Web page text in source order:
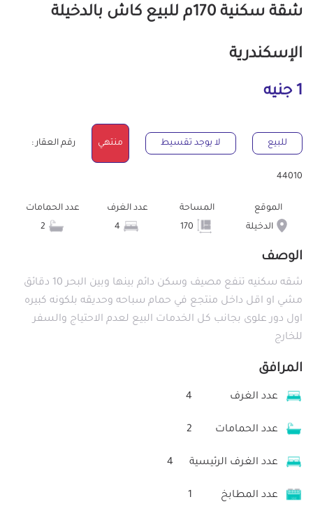
شقة سكنية 170م للبيع كاش بالدخيلة
الإسكندرية
1 جنيه
للبيع لا يوجد تقسيط منتهي رقم العقار :
44010
الموقع
الدخيلة
المساحة
عدد الغرف
عدد الحمامات
الوصف
شقه سكنيه تنفع مصيف وسكن دائم بينها وبين البحر 10 دقائق
مشي او اقل داخل منتجع في حمام سباحه وحديقه بلكونه كبيره
اول دور علوى بجانب كل الخدمات البيع لعدم الاحتياج والسفر
للخارج
المرافق
عدد الغرف 4
عدد الحمامات 2
عدد الغرف الرئيسية 4
عدد المطابخ 1